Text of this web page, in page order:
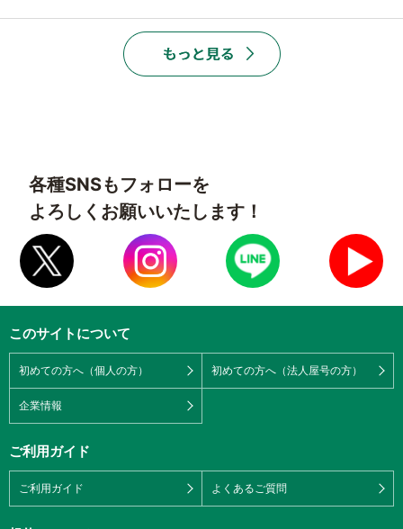
各種SNSもフォローを
よろしくお願いいたします！
このサイトについて
初めての方へ（個人の方） 初めての方へ（法人屋号の方）
企業情報
ご利用ガイド
ご利用ガイド よくあるご質問